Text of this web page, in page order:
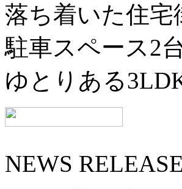
落ち着いた住宅
駐車スペース2
ゆとりある
NEWS RELEASE